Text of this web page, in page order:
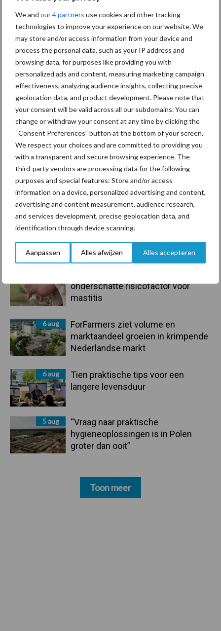
We and our 4 partners use cookies and other tracking
technologies to improve your experience on our website. We
may store and/or access information from your device and
process the personal data, such as your IP address and
browsing data, for purposes like providing you with
personalized ads and content, measuring marketing campaign
effectiveness, analyzing audience insights, collecting precise
geolocation data, and product development. Please note that
your consent will be valid across all our subdomains. You can
change or withdraw your consent at any time by clicking the
“Consent Preferences” button at the bottom of your screen.
We respect your choices and are committed to providing you
with a transparent and secure browsing experience. The
third-party vendors are processing data for the following
purposes and special features: Store and/or access
information on a device, personalized advertising and content,
advertising and content measurement, audience research,
and services development, precise geolocation data, and
identification through device scanning.
Aanpassen Alles afwijzen Alles accepteren
Primaire
Sidebar
Recent nieuws Partner nieuws
Grondstoffenmarkt blijft grillig:
handel in de greep
onderschatte risicofactor voor
mastitis
6 aug
ForFarmers ziet volume en
marktaandeel groeien in krimpende
Nederlandse markt
6 aug
Tien praktische tips voor een
langere levensduur
5 aug
“Vraag naar praktische
hygieneoplossingen is in Polen
groter dan ooit”
Toon meer
Diergezondheid Bemesting Fokkerij
Mastitis Hittestress
Toon meer